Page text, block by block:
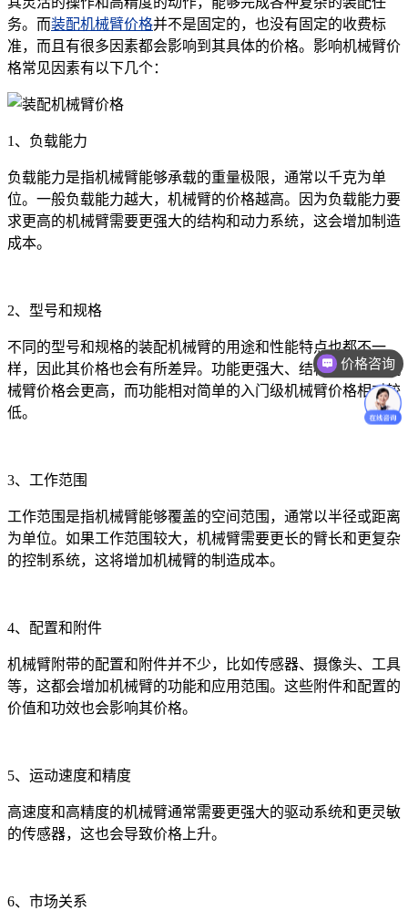
务。而装配机械臂价格并不是固定的，也没有固定的收费标
准，而且有很多因素都会影响到其具体的价格。影响机械臂价
格常见因素有以下几个：
1、负载能力
负载能力是指机械臂能够承载的重量极限，通常以千克为单
位。一般负载能力越大，机械臂的价格越高。因为负载能力要
求更高的机械臂需要更强大的结构和动力系统，这会增加制造
成本。
2、型号和规格
不同的型号和规格的装配机械臂的用途和性能特点也都不一
样，因此其价格也会有所差异。功能更强大、结构更复杂的机
械臂价格会更高，而功能相对简单的入门级机械臂价格相对较
低。
3、工作范围
工作范围是指机械臂能够覆盖的空间范围，通常以半径或距离
为单位。如果工作范围较大，机械臂需要更长的臂长和更复杂
的控制系统，这将增加机械臂的制造成本。
4、配置和附件
机械臂附带的配置和附件并不少，比如传感器、摄像头、工具
等，这都会增加机械臂的功能和应用范围。这些附件和配置的
价值和功效也会影响其价格。
5、运动速度和精度
高速度和高精度的机械臂通常需要更强大的驱动系统和更灵敏
的传感器，这也会导致价格上升。
6、市场关系
价格咨询